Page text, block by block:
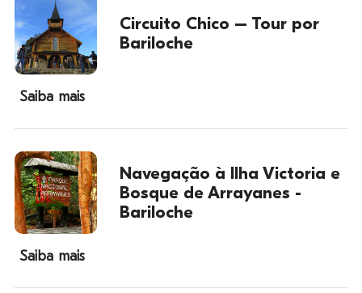
Circuito Chico – Tour por
Bariloche
Saiba mais
Navegação à Ilha Victoria e
Bosque de Arrayanes -
Bariloche
Saiba mais